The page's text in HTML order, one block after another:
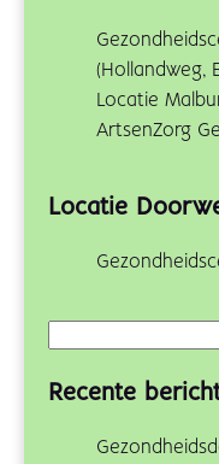
(Hollandweg,
Locatie
ArtsenZorg
Locatie
Recente